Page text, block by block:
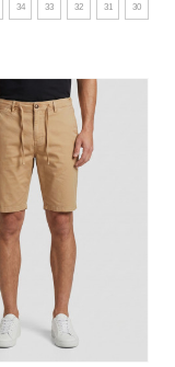
30
31
32
33
34